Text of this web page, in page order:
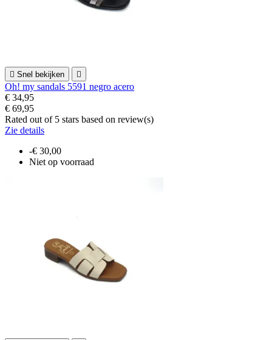
 Snel bekijken 
Oh! my sandals 5591 negro acero
€ 34,95
€ 69,95
Rated out of 5 stars based on review(s)
Zie details
-€ 30,00
Niet op voorraad